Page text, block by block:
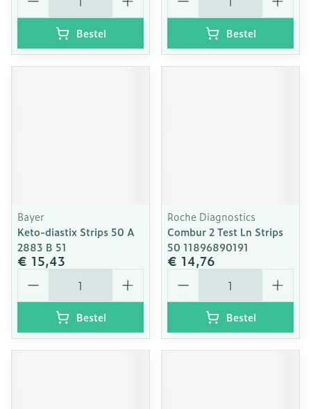
Bestel Bestel
Bayer
Keto-diastix Strips 50 A
2883 B 51
€ 15,43
Aantal
Bestel
Roche Diagnostics
Combur 2 Test Ln Strips
50 11896890191
€ 14,76
Aantal
Bestel